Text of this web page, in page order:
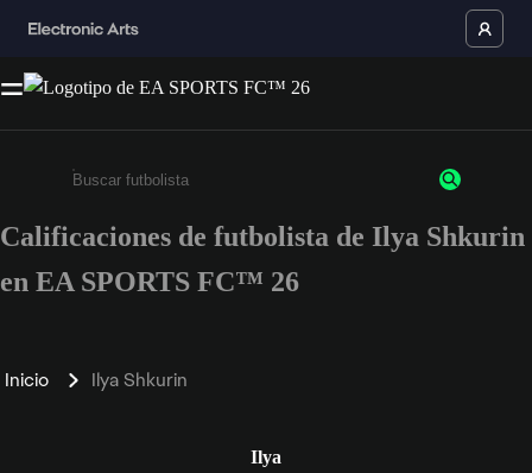
Ingresa un mínimo de 3 caracteres o números
Calificaciones de futbolista de Ilya Shkurin
en EA SPORTS FC™ 26
Inicio Ilya Shkurin
Ilya